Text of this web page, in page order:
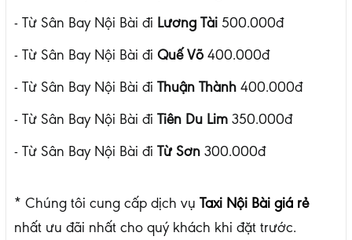
- Từ Sân Bay Nội Bài đi Lương Tài 500.000đ
- Từ Sân Bay Nội Bài đi Quế Võ 400.000đ
- Từ Sân Bay Nội Bài đi Thuận Thành 400.000đ
- Từ Sân Bay Nội Bài đi Tiên Du Lim 350.000đ
- Từ Sân Bay Nội Bài đi Từ Sơn 300.000đ
* Chúng tôi cung cấp dịch vụ Taxi Nội Bài giá rẻ
nhất ưu đãi nhất cho quý khách khi đặt trước.